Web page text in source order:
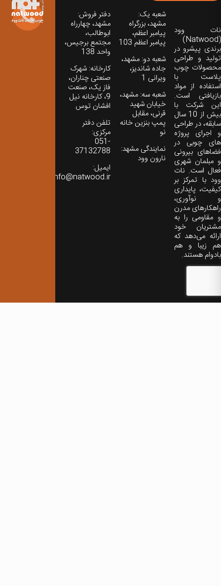
نات‌ وود
(Natwood)
برندی پیشرو در
تولید و طراحی
محصولات چوب
پلاست با
استفاده از مواد
بازیافتی است.
این شرکت با
بیش از 10 سال
سابقه، در طراحی
و اجرای پروژه
های چوبی در
فضاهای بیرونی
و مبلمان شهری
فعال است. نات
وود با تمرکز بر
کیفیت، پایداری
و نوآوری،
راهکارهای مدرن
و مقاومی را به
مشتریان خود
ارائه می‌دهد که
هم زیبا و هم
بادوام هستند.
شعبه یک:
مشهد، بزرگراه
پیامبر اعظم،
پیامبر اعظم 103
شعبه دو: مشهد،
جاده شاندیز،
ویرانی 1
شعبه سه: مشهد،
خیابان شهید
قرنی، مقابل
پمپ بنزین خانه
نو
نمایندگی مشهد:
نارون وود
دفتر فروش:
مشهد، چهارراه
ابوطالب،
مجتمع برجیس،
واحد 138
کارخانه: شهرک
صنعتی چناران،
فاز یک، صنعت
9، کارخانه نیل
افشان توس
تلفن دفتر
مرکزی:
051-
37132788
ایمیل:
info@natwood.ir